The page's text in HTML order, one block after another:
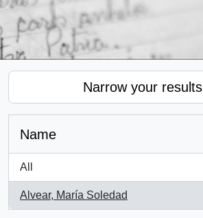
Narrow your
Name
All
Alvear, María Soledad
, 1 results